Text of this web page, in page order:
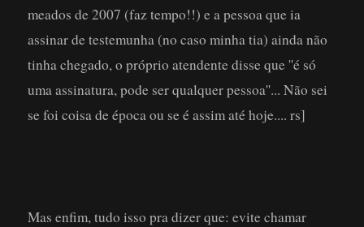
meados de 2007 (faz tempo!!) e a pessoa que ia
assinar de testemunha (no caso minha tia) ainda não
tinha chegado, o próprio atendente disse que ''é só
uma assinatura, pode ser qualquer pessoa''... Não sei
se foi coisa de época ou se é assim até hoje.... rs]
Mas enfim, tudo isso pra dizer que: evite chamar